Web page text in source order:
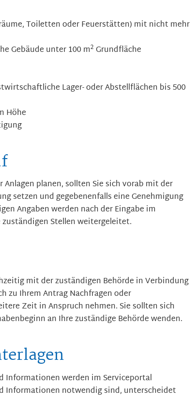
Toiletten oder Feuerstätten) mit nicht mehr
Gebäude unter 100 m2 Grundfläche
Lager- oder Abstellflächen bis 500
Höhe
planen, sollten Sie sich vorab mit der
setzen und gegebenenfalls eine Genehmigung
Angaben werden nach der Eingabe im
Stellen weitergeleitet.
mit der zuständigen Behörde in Verbindung
zu Ihrem Antrag Nachfragen oder
Zeit in Anspruch nehmen. Sie sollten sich
an Ihre zuständige Behörde wenden.
Informationen werden im Serviceportal
Informationen notwendig sind, unterscheidet